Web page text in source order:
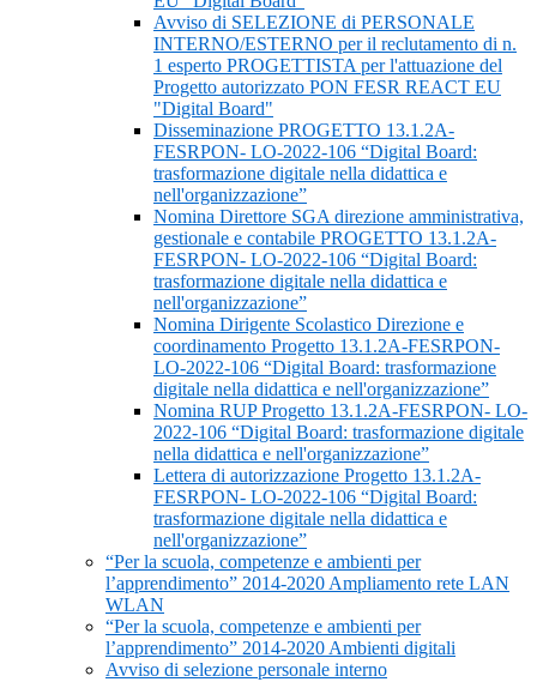
Avviso di SELEZIONE di PERSONALE
INTERNO/ESTERNO per il reclutamento di n.
1 esperto PROGETTISTA per l'attuazione del
Progetto autorizzato PON FESR REACT EU
"Digital Board"
Disseminazione PROGETTO 13.1.2A-
FESRPON- LO-2022-106 “Digital Board:
trasformazione digitale nella didattica e
nell'organizzazione”
Nomina Direttore SGA direzione amministrativa,
gestionale e contabile PROGETTO 13.1.2A-
FESRPON- LO-2022-106 “Digital Board:
trasformazione digitale nella didattica e
nell'organizzazione”
Nomina Dirigente Scolastico Direzione e
coordinamento Progetto 13.1.2A-FESRPON-
LO-2022-106 “Digital Board: trasformazione
digitale nella didattica e nell'organizzazione”
Nomina RUP Progetto 13.1.2A-FESRPON- LO-
2022-106 “Digital Board: trasformazione digitale
nella didattica e nell'organizzazione”
Lettera di autorizzazione Progetto 13.1.2A-
FESRPON- LO-2022-106 “Digital Board:
trasformazione digitale nella didattica e
nell'organizzazione”
“Per la scuola, competenze e ambienti per
l’apprendimento” 2014-2020 Ampliamento rete LAN
WLAN
“Per la scuola, competenze e ambienti per
l’apprendimento” 2014-2020 Ambienti digitali
Avviso di selezione personale interno